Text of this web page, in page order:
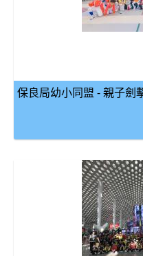
保良局幼小同盟 - 親子劍